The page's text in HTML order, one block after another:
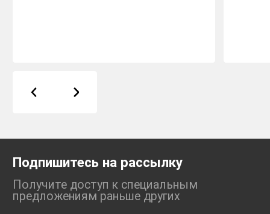
Подпишитесь на рассылку
Получите доступ к специальным
предложениям раньше других